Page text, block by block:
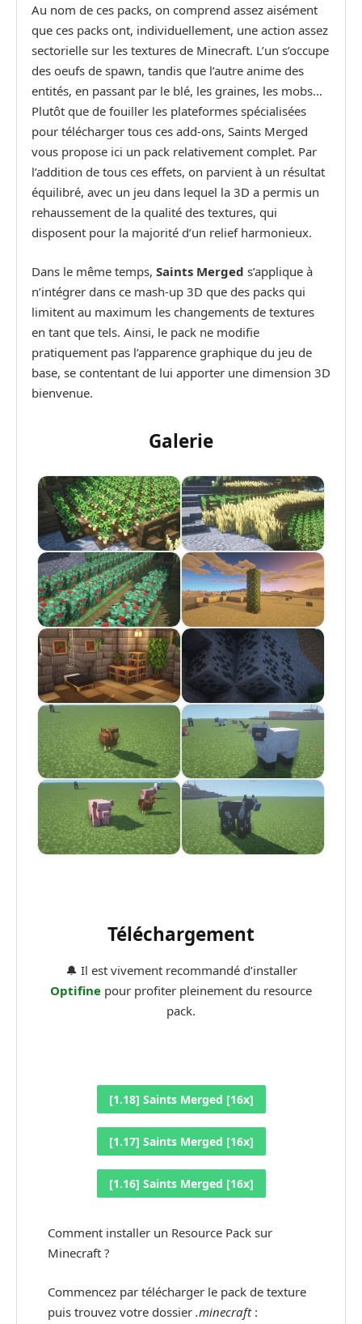
Au nom de ces packs, on comprend assez aisément
que ces packs ont, individuellement, une action assez
sectorielle sur les textures de Minecraft. L’un s’occupe
des oeufs de spawn, tandis que l’autre anime des
entités, en passant par le blé, les graines, les mobs…
Plutôt que de fouiller les plateformes spécialisées
pour télécharger tous ces add-ons, Saints Merged
vous propose ici un pack relativement complet. Par
l’addition de tous ces effets, on parvient à un résultat
équilibré, avec un jeu dans lequel la 3D a permis un
rehaussement de la qualité des textures, qui
disposent pour la majorité d’un relief harmonieux.
Dans le même temps, Saints Merged s’applique à
n’intégrer dans ce mash-up 3D que des packs qui
limitent au maximum les changements de textures
en tant que tels. Ainsi, le pack ne modifie
pratiquement pas l’apparence graphique du jeu de
base, se contentant de lui apporter une dimension 3D
bienvenue.
Galerie
Téléchargement
🔔 Il est vivement recommandé d’installer
Optifine pour profiter pleinement du resource
pack.
[1.18] Saints Merged [16x]
[1.17] Saints Merged [16x]
[1.16] Saints Merged [16x]
Comment installer un Resource Pack sur
Minecraft ?
Commencez par télécharger le pack de texture
puis trouvez votre dossier .minecraft: